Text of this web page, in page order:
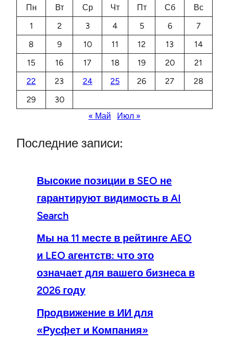
Пн
Вт Ср Чт Пт Сб
Вс
1
2 3 4 5 6
7
8
9 10 11 12 13
14
15
16 17 18 19 20
21
22
23 24 25 26 27
28
29
30
« Май
Июл »
Последние записи:
Высокие позиции в SEO не
гарантируют видимость в AI
Search
Мы на 11 месте в рейтинге AEO
и LEO агентств: что это
означает для вашего бизнеса в
2026 году
Продвижение в ИИ для
«Русфет и Компания»